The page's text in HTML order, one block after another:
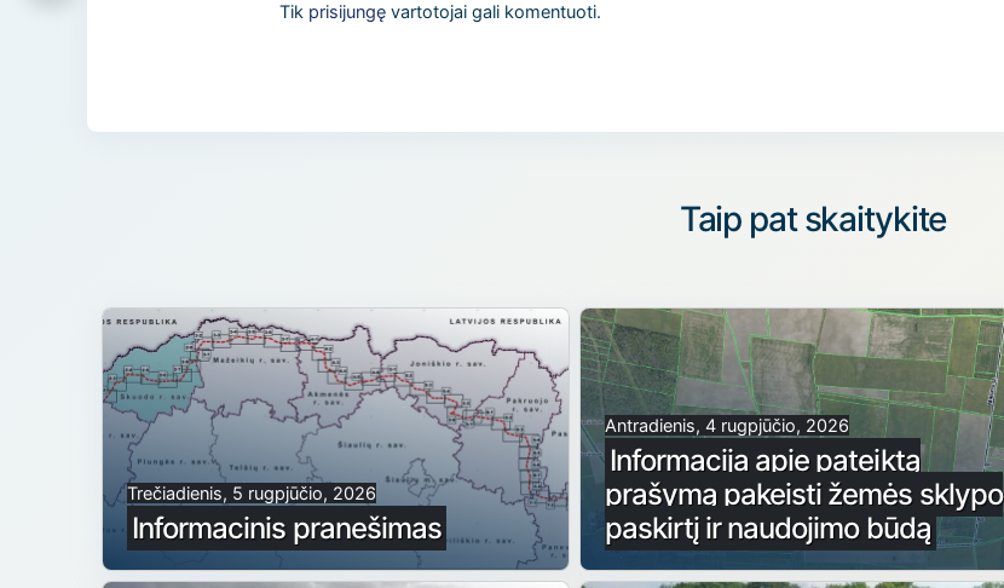
Tik prisijungę vartotojai gali komentuoti.
Taip pat skaitykite
Trečiadienis, 5 rugpjūčio, 2026
Informacinis pranešimas
Antradienis, 4 rugpjūčio, 2026
Informacija apie pateiktą
prašymą pakeisti žemės sklypo
paskirtį ir naudojimo būdą